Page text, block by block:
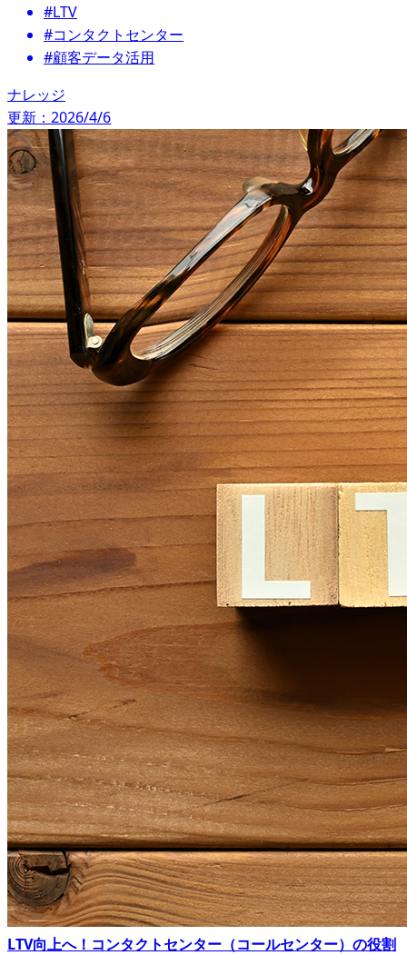
#LTV
#コンタクトセンター
#顧客データ活用
ナレッジ
更新：2026/4/6
LTV向上へ！コンタクトセンター（コールセンター）の役割